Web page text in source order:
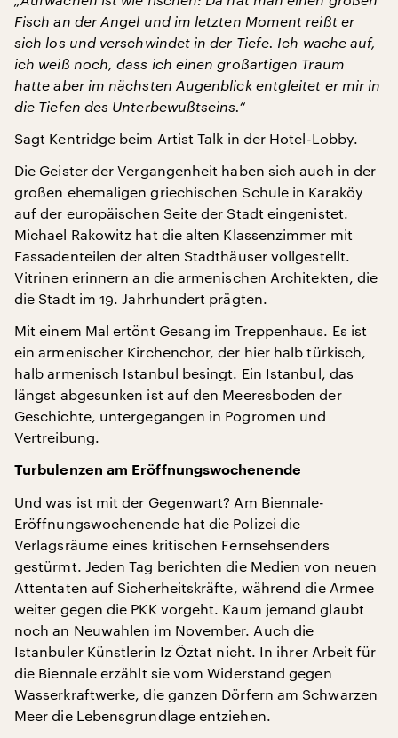
Fisch an der Angel und im letzten Moment reißt er
sich los und verschwindet in der Tiefe. Ich wache auf,
ich weiß noch, dass ich einen großartigen Traum
hatte aber im nächsten Augenblick entgleitet er mir in
die Tiefen des Unterbewußtseins.“
Sagt Kentridge beim Artist Talk in der Hotel-Lobby.
Die Geister der Vergangenheit haben sich auch in der
großen ehemaligen griechischen Schule in Karaköy
auf der europäischen Seite der Stadt eingenistet.
Michael Rakowitz hat die alten Klassenzimmer mit
Fassadenteilen der alten Stadthäuser vollgestellt.
Vitrinen erinnern an die armenischen Architekten, die
die Stadt im 19. Jahrhundert prägten.
Mit einem Mal ertönt Gesang im Treppenhaus. Es ist
ein armenischer Kirchenchor, der hier halb türkisch,
halb armenisch Istanbul besingt. Ein Istanbul, das
längst abgesunken ist auf den Meeresboden der
Geschichte, untergegangen in Pogromen und
Vertreibung.
Turbulenzen am Eröffnungswochenende
Und was ist mit der Gegenwart? Am Biennale-
Eröffnungswochenende hat die Polizei die
Verlagsräume eines kritischen Fernsehsenders
gestürmt. Jeden Tag berichten die Medien von neuen
Attentaten auf Sicherheitskräfte, während die Armee
weiter gegen die PKK vorgeht. Kaum jemand glaubt
noch an Neuwahlen im November. Auch die
Istanbuler Künstlerin Iz Öztat nicht. In ihrer Arbeit für
die Biennale erzählt sie vom Widerstand gegen
Wasserkraftwerke, die ganzen Dörfern am Schwarzen
Meer die Lebensgrundlage entziehen.